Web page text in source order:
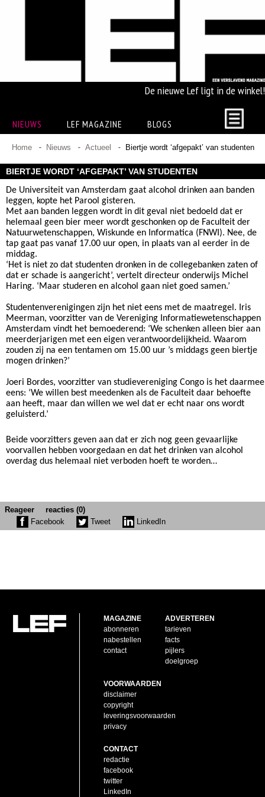
De nieuwe Lef ligt in de winkel!
NIEUWS LEF MAGAZINE BLOGS
Home Nieuws Actueel Biertje wordt ‘afgepakt’ van studenten
BIERTJE WORDT ‘AFGEPAKT’ VAN STUDENTEN
De Universiteit van Amsterdam gaat alcohol drinken aan banden
leggen, kopte het Parool gisteren.
Met aan banden leggen wordt in dit geval niet bedoeld dat er
helemaal geen bier meer wordt geschonken op de Faculteit der
Natuurwetenschappen, Wiskunde en Informatica (FNWI). Nee, de
tap gaat pas vanaf 17.00 uur open, in plaats van al eerder in de
middag.
‘Het is niet zo dat studenten dronken in de collegebanken zaten of
dat er schade is aangericht’, vertelt directeur onderwijs Michel
Haring. ‘Maar studeren en alcohol gaan niet goed samen.’
Studentenverenigingen zijn het niet eens met de maatregel. Iris
Meerman, voorzitter van de Vereniging Informatiewetenschappen
Amsterdam vindt het bemoederend: ‘We schenken alleen bier aan
meerderjarigen met een eigen verantwoordelijkheid. Waarom
zouden zij na een tentamen om 15.00 uur ’s middags geen biertje
mogen drinken?’
Joeri Bordes, voorzitter van studievereniging Congo is het daarmee
eens: ‘We willen best meedenken als de Faculteit daar behoefte
aan heeft, maar dan willen we wel dat er echt naar ons wordt
geluisterd.’
Beide voorzitters geven aan dat er zich nog geen gevaarlijke
voorvallen hebben voorgedaan en dat het drinken van alcohol
overdag dus helemaal niet verboden hoeft te worden…
Reageer
reacties (0)
Facebook
Tweet LinkedIn
MAGAZINE
abonneren
nabestellen
contact
ADVERTEREN
tarieven
facts
pijlers
doelgroep
VOORWAARDEN
disclaimer
copyright
leveringsvoorwaarden
privacy
CONTACT
redactie
facebook
twitter
LinkedIn